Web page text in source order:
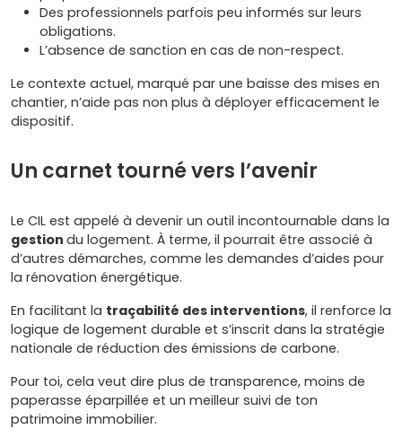
Des professionnels parfois peu informés sur leurs
obligations.
L’absence de sanction en cas de non-respect.
Le contexte actuel, marqué par une baisse des mises en
chantier, n’aide pas non plus à déployer efficacement le
dispositif.
Un carnet tourné vers l’avenir
Le CIL est appelé à devenir un outil incontournable dans la
gestion du logement. À terme, il pourrait être associé à
d’autres démarches, comme les demandes d’aides pour
la rénovation énergétique.
En facilitant la traçabilité des interventions, il renforce la
logique de logement durable et s’inscrit dans la stratégie
nationale de réduction des émissions de carbone.
Pour toi, cela veut dire plus de transparence, moins de
paperasse éparpillée et un meilleur suivi de ton
patrimoine immobilier.